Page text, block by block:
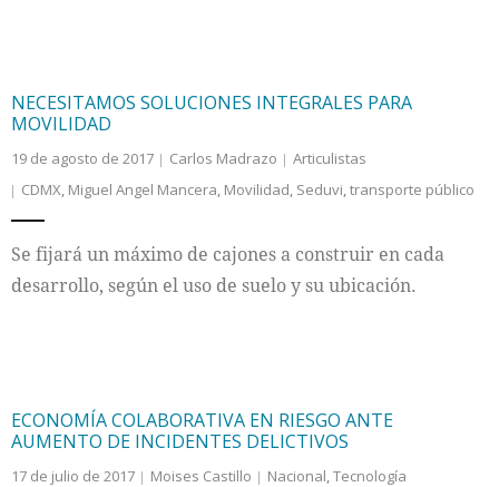
NECESITAMOS SOLUCIONES INTEGRALES PARA
MOVILIDAD
19 de agosto de 2017 Carlos Madrazo
Articulistas
CDMX, Miguel Angel Mancera, Movilidad, Seduvi,transporte público
Se fijará un máximo de cajones a construir en cada
desarrollo, según el uso de suelo y su ubicación.
ECONOMÍA COLABORATIVA EN RIESGO ANTE
AUMENTO DE INCIDENTES DELICTIVOS
17 de julio de 2017 Moises Castillo Nacional,Tecnología